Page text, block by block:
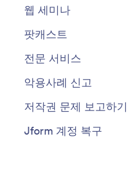
웹 세미나
팟캐스트
전문 서비스
악용사례 신고
저작권 문제 보고하기
Jform 계정 복구